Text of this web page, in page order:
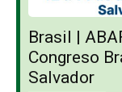
Brasil |
Congreso
Salvador